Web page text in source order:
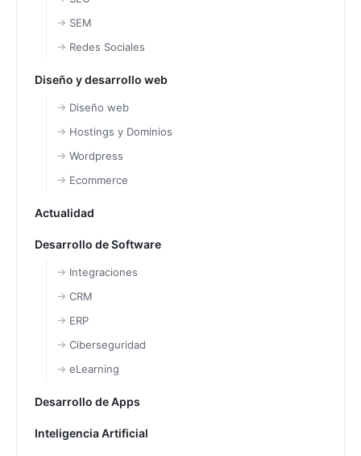
SEM
Redes Sociales
Diseño y desarrollo web
Diseño web
Hostings y Dominios
Wordpress
Ecommerce
Actualidad
Desarrollo de Software
Integraciones
CRM
ERP
Ciberseguridad
eLearning
Desarrollo de Apps
Inteligencia Artificial